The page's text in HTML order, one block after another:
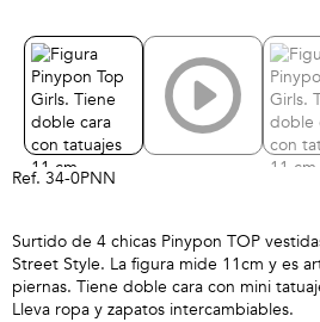
Ref. 34-0PNN
Surtido de 4 chicas Pinypon TOP
Street Style. La figura mide 11cm y es
piernas. Tiene doble cara con mini
Lleva ropa y zapatos intercambiables.